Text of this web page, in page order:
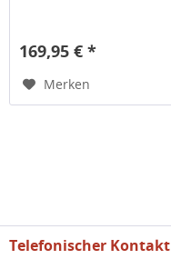
169,95 € *
Merken
Telefonischer Kontakt